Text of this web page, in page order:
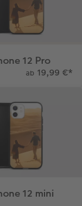
12 Pro
ab 19,99 €*
12 mini